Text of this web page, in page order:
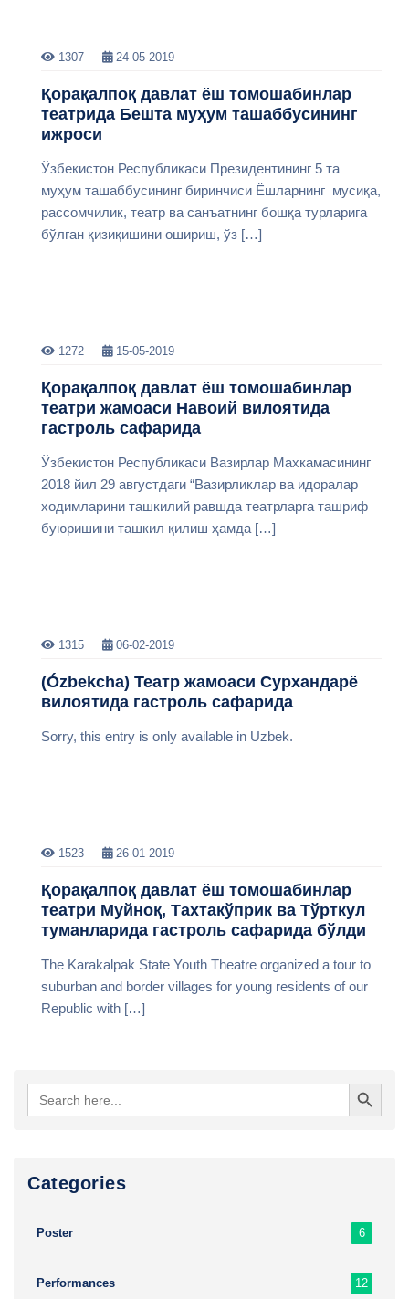
1307 24-05-2019
Қорақалпоқ давлат ёш томошабинлар
театрида Бешта муҳум ташаббусининг
ижроси
Ўзбекистон Республикаси Президентининг 5 та
муҳум ташаббусининг биринчиси Ёшларнинг мусиқа,
рассомчилик, театр ва санъатнинг бошқа турларига
бўлган қизиқишини ошириш, ўз […]
1272 15-05-2019
Қорақалпоқ давлат ёш томошабинлар
театри жамоаси Навоий вилоятида
гастроль сафарида
Ўзбекистон Республикаси Вазирлар Махкамасининг
2018 йил 29 августдаги “Вазирликлар ва идоралар
ходимларини ташкилий равшда театрларга ташриф
буюришини ташкил қилиш ҳамда […]
1315 06-02-2019
(Ózbekcha) Театр жамоаси Сурхандарё
вилоятида гастроль сафарида
Sorry, this entry is only available in Uzbek.
1523 26-01-2019
Қорақалпоқ давлат ёш томошабинлар
театри Муйноқ, Тахтакўприк ва Тўрткул
туманларида гастроль сафарида бўлди
The Karakalpak State Youth Theatre organized a tour to
suburban and border villages for young residents of our
Republic with […]
Search
for:
Search Button
Сategories
Poster 6
Performances 12